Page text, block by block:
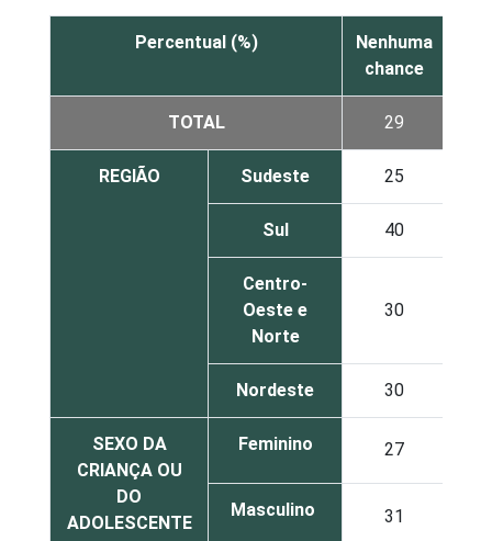
Percentual (%)
Nenhuma
chance
TOTAL 29
REGIÃO Sudeste 25
Sul 40
Centro-
Oeste e
Norte
30
Nordeste 30
SEXO DA
CRIANÇA OU
DO
ADOLESCENTE
Feminino 27
Masculino 31